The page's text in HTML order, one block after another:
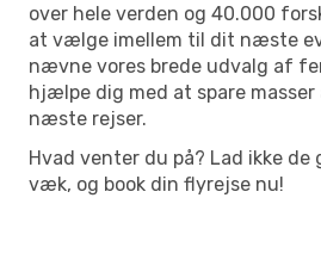
over hele verden og 40.000
at vælge imellem til dit næste
nævne vores brede udvalg af
hjælpe dig med at spare
næste rejser.
Hvad venter du på? Lad ikke de
væk, og book din flyrejse nu!